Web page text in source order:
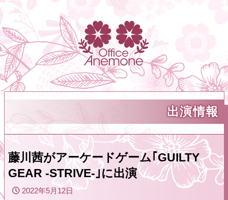
出演情報
藤川茜がアーケードゲーム｢GUILTY
GEAR -STRIVE-｣に出演
2022年5月12日